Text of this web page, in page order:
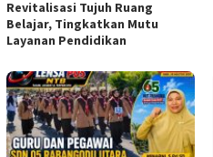
Revitalisasi Tujuh Ruang
Belajar, Tingkatkan Mutu
Layanan Pendidikan